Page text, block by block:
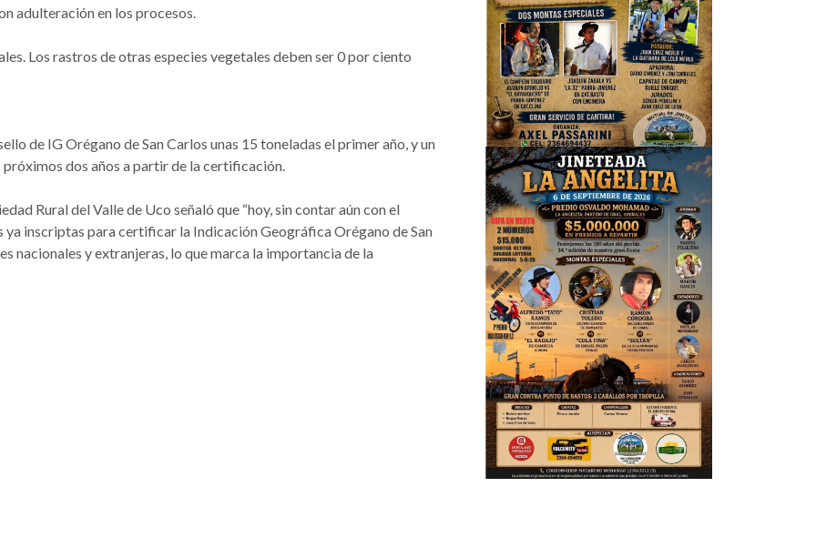
adulteración en los procesos.
Los rastros de otras especies vegetales deben ser 0 por ciento
de IG Orégano de San Carlos unas 15 toneladas el primer año, y un
dos años a partir de la certificación.
Rural del Valle de Uco señaló que “hoy, sin contar aún con el
inscriptas para certificar la Indicación Geográfica Orégano de San
nacionales y extranjeras, lo que marca la importancia de la